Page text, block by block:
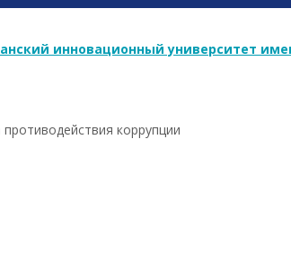
инновационный университет
коррупции